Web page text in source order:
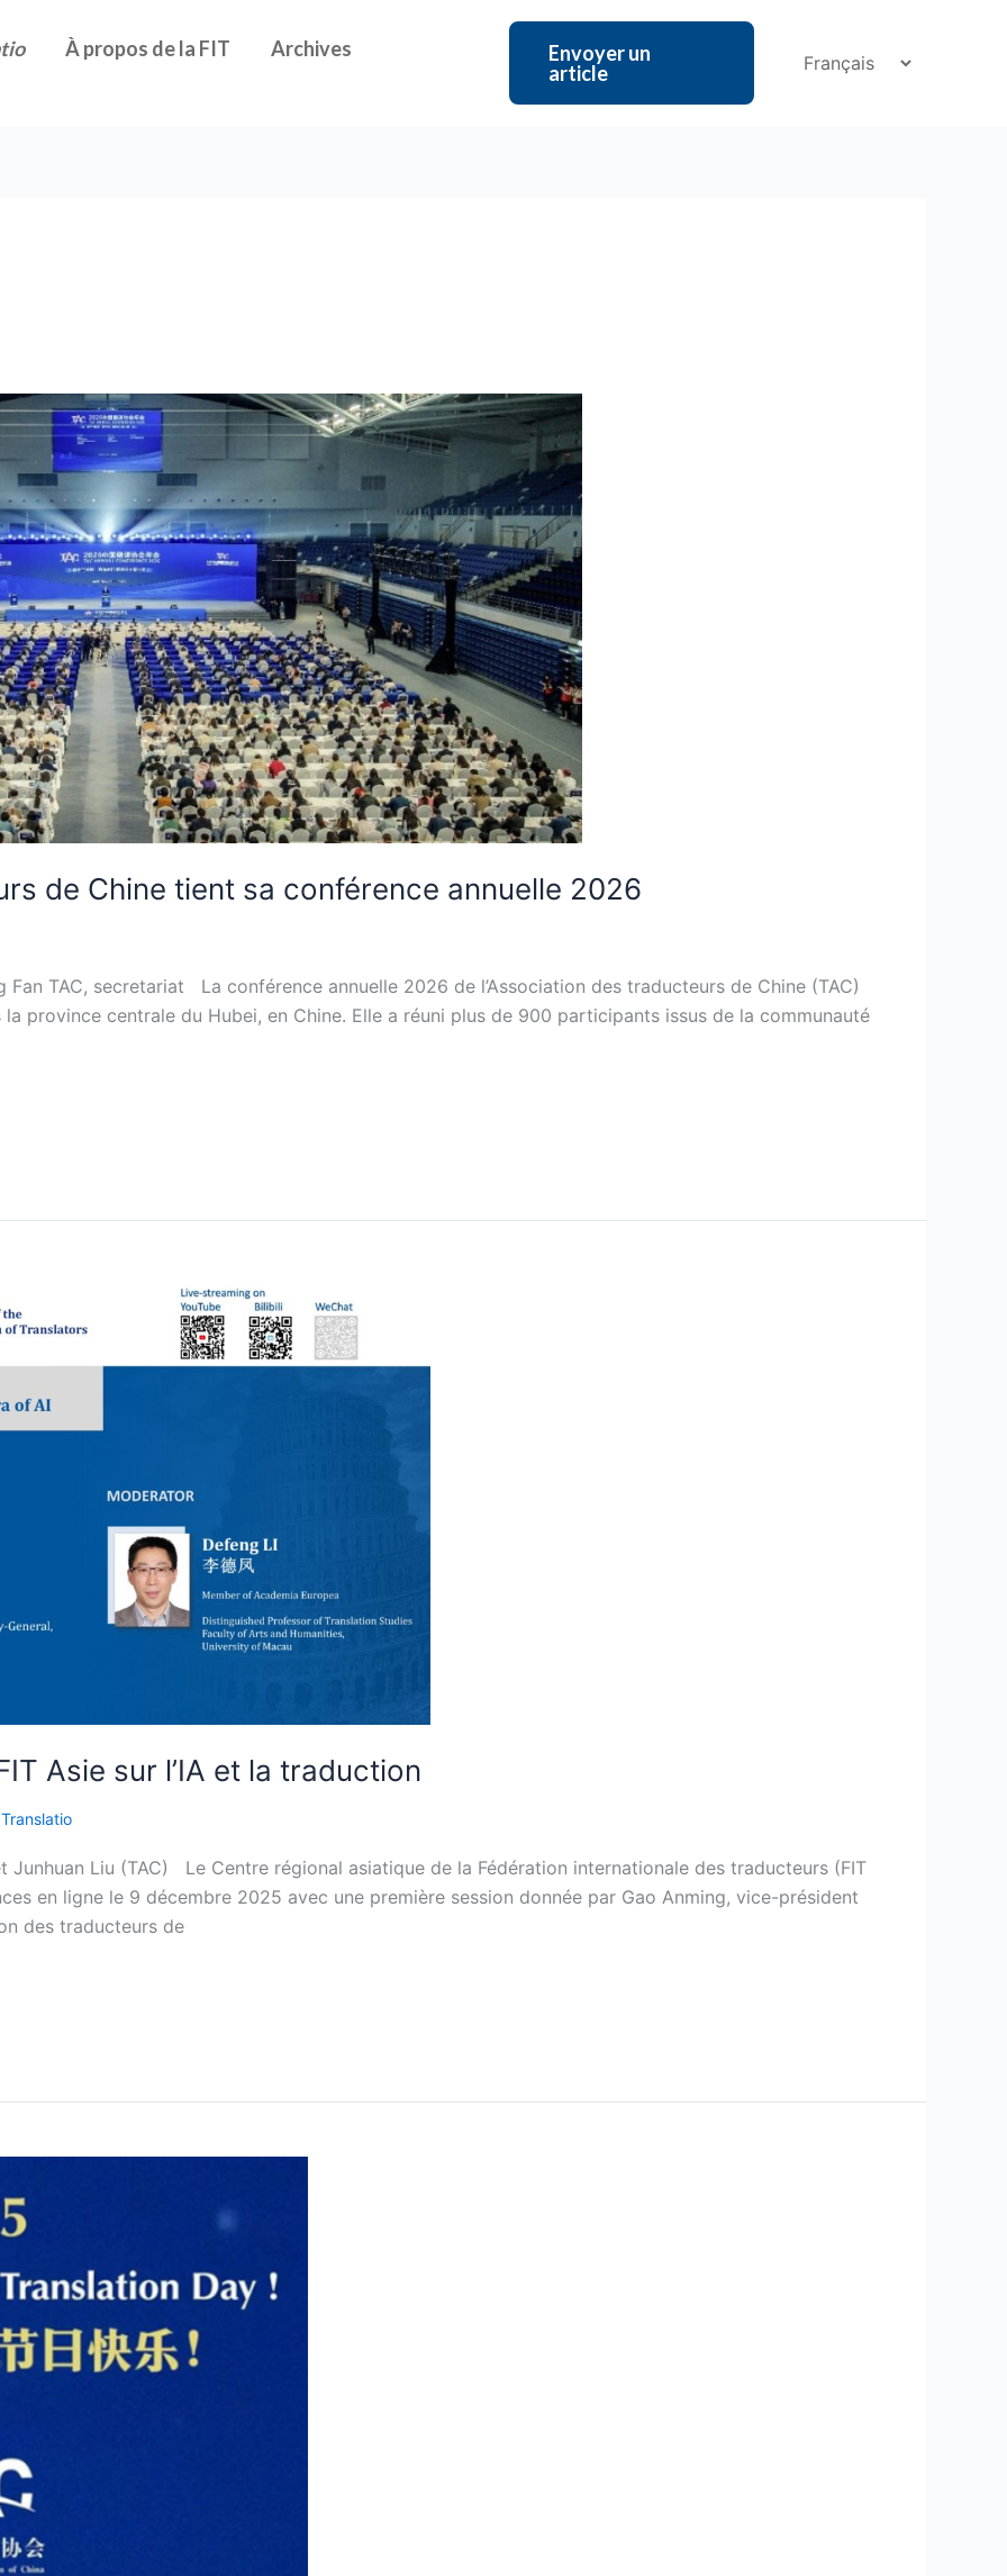
À propos de la FIT
Archives
Envoyer un
article
de Chine tient sa conférence annuelle 2026
Fan TAC, secretariat La conférence annuelle 2026 de l’Association des traducteurs de Chine (TAC)
la province centrale du Hubei, en Chine. Elle a réuni plus de 900 participants issus de la communauté
Asie sur l’IA et la traduction
Junhuan Liu (TAC) Le Centre régional asiatique de la Fédération internationale des traducteurs (FIT
en ligne le 9 décembre 2025 avec une première session donnée par Gao Anming, vice-président
des traducteurs de